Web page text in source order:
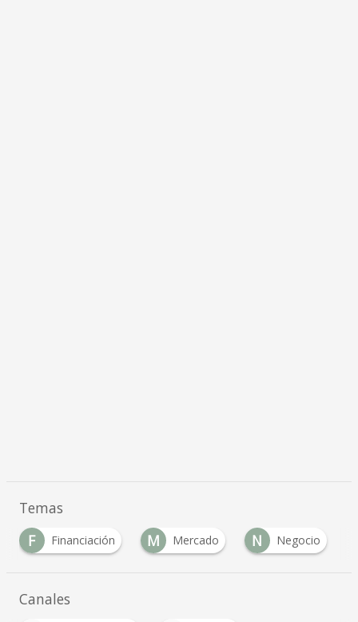
Temas
M
Mercado N Negocio Proyectos
Canales